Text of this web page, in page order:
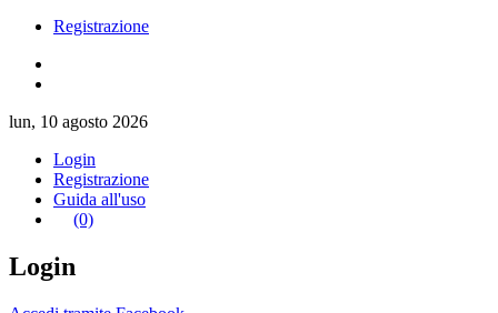
Registrazione
lun, 10 agosto 2026
Login
Registrazione
Guida all'uso
(0)
Login